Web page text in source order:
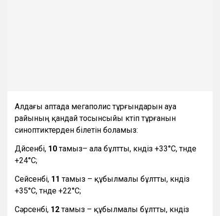
Алдағы аптада мегаполис тұрғындарын ауа
райының қандай тосынсыйы күтіп тұрғанын
синоптиктерден білетін боламыз:
Дүйсенбі, 10тамыз– ала бұлтты, күндіз +33°С, түнде
+24°С;
Сейсенбі, 11тамыз – құбылмалы бұлтты, күндіз
+35°С, түнде +22°С;
Сәрсенбі, 12тамыз – құбылмалы бұлтты, күндіз